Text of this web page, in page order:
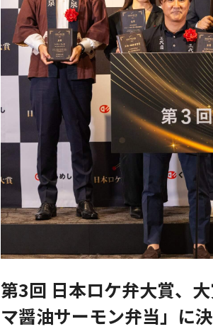
第3回 日本ロケ弁大賞、
マ醤油サーモン弁当」に決